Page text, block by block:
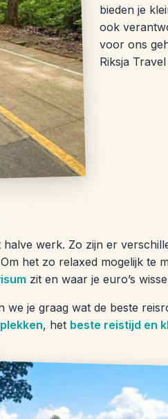
bieden je
ook
voor ons
Riksja
werk. Zo zijn er
het zo relaxed mogelijk te
zit en waar je euro’s
we je graag wat de beste
, het beste reistijd en